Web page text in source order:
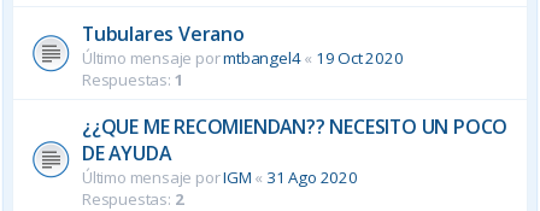
Tubulares Verano
Último mensaje pormtbangel4« 19 Oct 2020
Respuestas: 1
¿¿QUE ME RECOMIENDAN?? NECESITO UN POCO
DE AYUDA
Último mensaje porIGM « 31 Ago 2020
Respuestas: 2